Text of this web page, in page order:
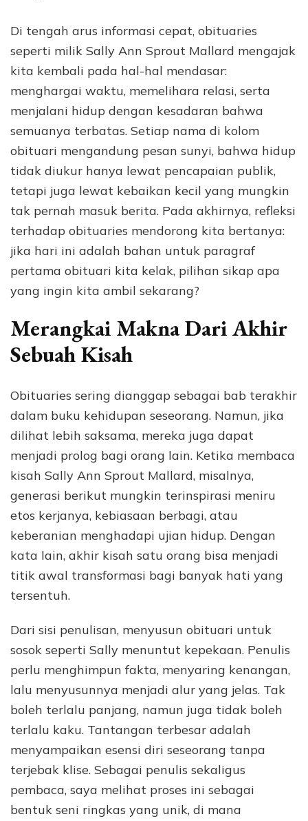
Di tengah arus informasi cepat, obituaries
seperti milik Sally Ann Sprout Mallard mengajak
kita kembali pada hal-hal mendasar:
menghargai waktu, memelihara relasi, serta
menjalani hidup dengan kesadaran bahwa
semuanya terbatas. Setiap nama di kolom
obituari mengandung pesan sunyi, bahwa hidup
tidak diukur hanya lewat pencapaian publik,
tetapi juga lewat kebaikan kecil yang mungkin
tak pernah masuk berita. Pada akhirnya, refleksi
terhadap obituaries mendorong kita bertanya:
jika hari ini adalah bahan untuk paragraf
pertama obituari kita kelak, pilihan sikap apa
yang ingin kita ambil sekarang?
Merangkai Makna Dari Akhir
Sebuah Kisah
Obituaries sering dianggap sebagai bab terakhir
dalam buku kehidupan seseorang. Namun, jika
dilihat lebih saksama, mereka juga dapat
menjadi prolog bagi orang lain. Ketika membaca
kisah Sally Ann Sprout Mallard, misalnya,
generasi berikut mungkin terinspirasi meniru
etos kerjanya, kebiasaan berbagi, atau
keberanian menghadapi ujian hidup. Dengan
kata lain, akhir kisah satu orang bisa menjadi
titik awal transformasi bagi banyak hati yang
tersentuh.
Dari sisi penulisan, menyusun obituari untuk
sosok seperti Sally menuntut kepekaan. Penulis
perlu menghimpun fakta, menyaring kenangan,
lalu menyusunnya menjadi alur yang jelas. Tak
boleh terlalu panjang, namun juga tidak boleh
terlalu kaku. Tantangan terbesar adalah
menyampaikan esensi diri seseorang tanpa
terjebak klise. Sebagai penulis sekaligus
pembaca, saya melihat proses ini sebagai
bentuk seni ringkas yang unik, di mana